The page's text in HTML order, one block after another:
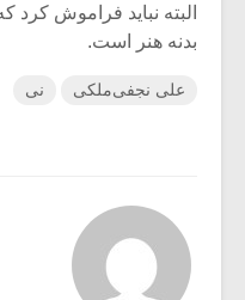
البته نباید فراموش کرد
بدنه هنر است.
علی نجفی‌ملکی نی